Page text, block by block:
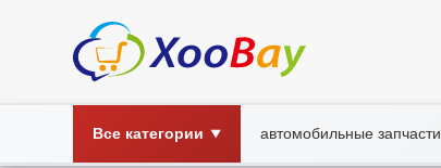
Все категории ▼ автомобильные запчасти